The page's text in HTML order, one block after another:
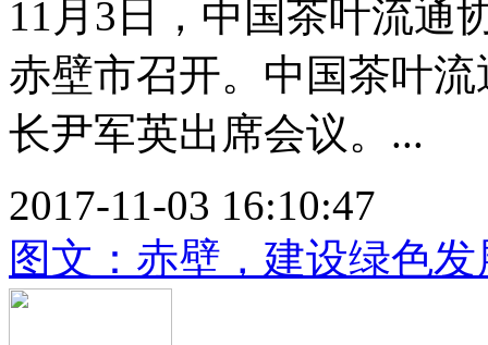
11月3日，中国茶叶流通
赤壁市召开。中国茶叶
长尹军英出席会议。...
2017-11-03 16:10:47
图文：赤壁，建设绿色